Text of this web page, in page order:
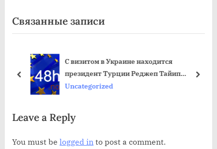
ы
д
а
а
и
е
д
ю
щ
а
з
п
Связанные записи
С визитом в Украине находится
президент Турции Реджеп Тайип
Эрдоган
Uncategorized
пред
Leave a Reply
You must be logged in to post a comment.